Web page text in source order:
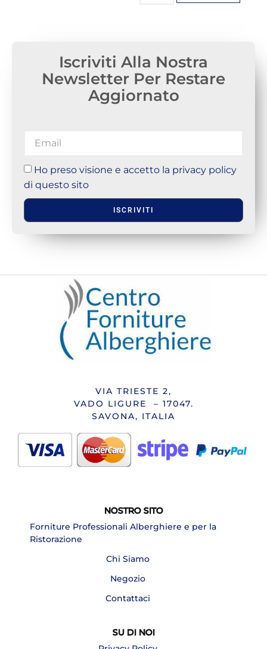
Iscriviti Alla Nostra
Newsletter Per Restare
Aggiornato
Ho preso visione e accetto la privacy policy
di questo sito
ISCRIVITI
VIA TRIESTE 2,
VADO LIGURE – 17047.
SAVONA, ITALIA
NOSTRO SITO
Forniture Professionali Alberghiere e per la
Ristorazione
Chi Siamo
Negozio
Contattaci
SU DI NOI